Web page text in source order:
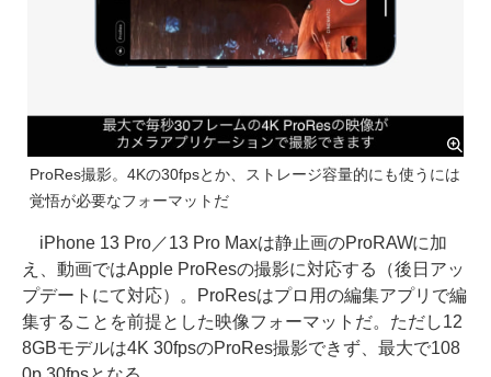
ProRes撮影。4Kの30fpsとか、ストレージ容量的にも使うには
覚悟が必要なフォーマットだ
iPhone 13 Pro／13 Pro Maxは静止画のProRAWに加
え、動画ではApple ProResの撮影に対応する（後日アッ
プデートにて対応）。ProResはプロ用の編集アプリで編
集することを前提とした映像フォーマットだ。ただし12
8GBモデルは4K 30fpsのProRes撮影できず、最大で108